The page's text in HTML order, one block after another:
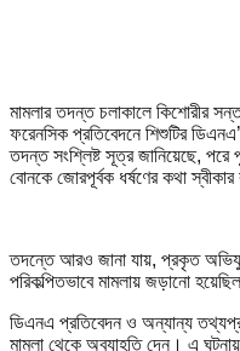
মামলার তদন্ত চলাকালে কিশোরীর
ফরেনসিক প্রতিবেদনে শিশুটির
তদন্ত সংশ্লিষ্ট সূত্র জানিয়েছে, পরে
বোনকে জোরপূর্বক ধর্ষণের কথা
তদন্তে আরও জানা যায়, প্রকৃত
পরিকল্পিতভাবে মামলায় জড়ানো
ডিএনএ প্রতিবেদন ও অন্যান্য
মামলা থেকে অব্যাহতি দেন। এ ঘটনায়